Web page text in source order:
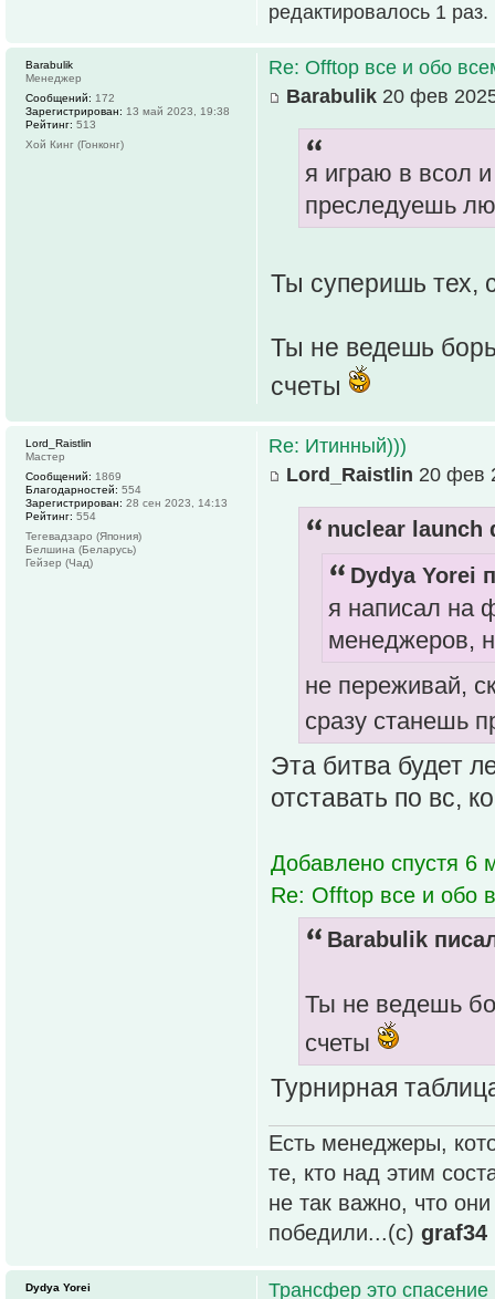
редактировалось 1 раз.
Re: Offtop все и обо
Barabulik 20 фев
я играю в всол
преследуешь
Ты суперишь тех,
Ты не ведешь
счеты
Barabulik
Менеджер
Сообщений: 172
Зарегистрирован: 13 май 2023, 19:38
Рейтинг: 513
Хой Кинг (Гонконг)
Re: Итинный)))
Lord_Raistlin 20 фев
nuclear launch
Dydya Yorei
я написал на
менеджеров,
не переживай,
сразу станешь
Эта битва будет
отставать по вс,
Добавлено спустя 6
Re: Offtop все и обо
Barabulik
Ты не ведешь
счеты
Турнирная
Есть менеджеры,
те, кто над этим
не так важно, что
победили...(с) graf34
Lord_Raistlin
Мастер
Сообщений: 1869
Благодарностей: 554
Зарегистрирован: 28 сен 2023, 14:13
Рейтинг: 554
Тегевадзаро (Япония)
Белшина (Беларусь)
Гейзер (Чад)
Трансфер это
Dydya Yorei